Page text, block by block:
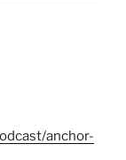
anchor-